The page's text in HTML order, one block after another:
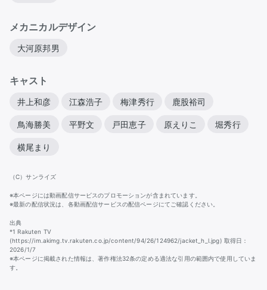
メカニカルデザイン
大河原邦男
キャスト
井上和彦 江森浩子 梅津秀行 鹿股裕司
鳥海勝美 平野文 戸田恵子 原えりこ 堀秀行
横尾まり
（C）サンライズ
※本ページには動画配信サービスのプロモーションが含まれています。
※最新の配信状況は、各動画配信サービスの配信ページにてご確認ください。
出典
*1 Rakuten TV
(https://im.akimg.tv.rakuten.co.jp/content/94/26/124962/jacket_h_l.jpg) 取得日：
2026/1/7
※本ページに掲載された情報は、著作権法32条の定める適法な引用の範囲内で使用していま
す。